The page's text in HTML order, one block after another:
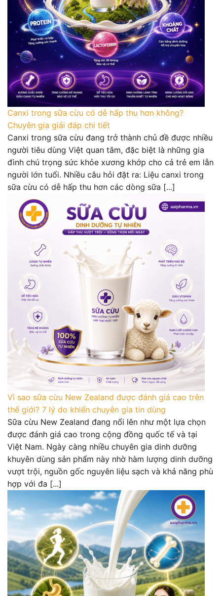
Canxi trong sữa cừu có dễ hấp thu hơn không?
Chuyên gia giải đáp chi tiết
Canxi trong sữa cừu đang trở thành chủ đề được nhiều
người tiêu dùng Việt quan tâm, đặc biệt là những gia
đình chú trọng sức khỏe xương khớp cho cả trẻ em lẫn
người lớn tuổi. Nhiều câu hỏi đặt ra: Liệu canxi trong
sữa cừu có dễ hấp thu hơn các dòng sữa [...]
Vì sao sữa cừu New Zealand được đánh giá cao trên
thế giới? 7 lý do khiến chuyên gia tin dùng
Sữa cừu New Zealand đang nổi lên như một lựa chọn
được đánh giá cao trong cộng đồng quốc tế và tại
Việt Nam. Ngày càng nhiều chuyên gia dinh dưỡng
khuyên dùng sản phẩm này nhờ hàm lượng dinh dưỡng
vượt trội, nguồn gốc nguyên liệu sạch và khả năng phù
hợp với đa [...]